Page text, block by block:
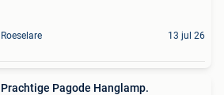
Roeselare 13 jul 26
Prachtige Pagode Hanglamp.